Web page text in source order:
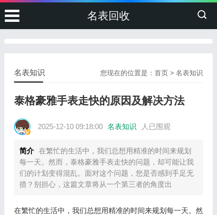
名表回收
您现在的位置是：首页 >名表知识
名表知识
泰格豪雅手表走快的原因及解决方法
2025-12-10 09:18:00 名表知识 人已围观
简介 在繁忙的生活中，我们总想用精准的时间来规划
每一天。然而，泰格豪雅手表走快的问题，却可能让我
们的计划变得混乱。面对这个问题，您是否感到手足无
措？别担心，这篇文章将从一个第三者的角度出
在繁忙的生活中，我们总想用精准的时间来规划每一天。然